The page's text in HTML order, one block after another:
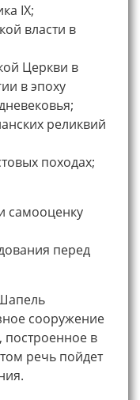
IX;
власти в
Церкви в
в эпоху
реликвий
походах;
самооценку
перед
сооружение
построенное в
речь пойдет